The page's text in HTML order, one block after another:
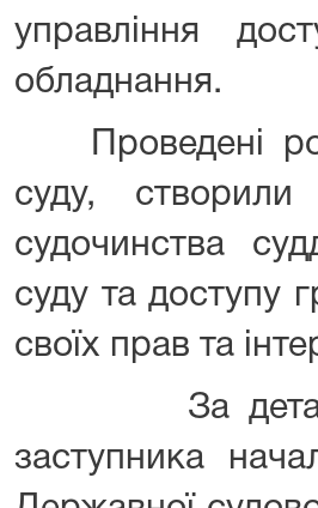
управління
обладнання.
Проведені
суду,
судочинства
суду та доступу
своїх прав та
За
заступника